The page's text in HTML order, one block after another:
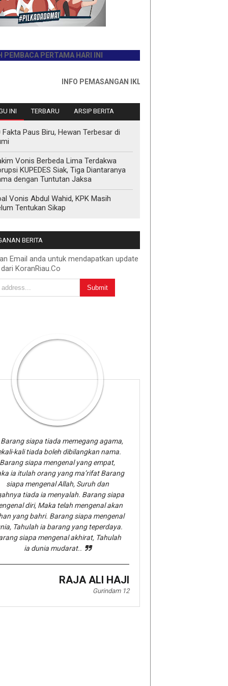
PERTAMA HARI INI
INFO PEMASANGAN IKLAN HUB : 0811767335
INI TERBARU ARSIP BERITA
Fakta Paus Biru, Hewan Terbesar di
Vonis Berbeda Lima Terdakwa
KUPEDES Siak, Tiga Diantaranya
dengan Tuntutan Jaksa
Vonis Abdul Wahid, KPK Masih
Tentukan Sikap
BERITA
Email anda untuk mendapatkan update
KoranRiau.Co
Barang siapa tiada memegang agama,
kali tiada boleh dibilangkan nama.
Barang siapa mengenal yang empat,
ia itulah orang yang ma’rifat Barang
siapa mengenal Allah, Suruh dan
tiada ia menyalah. Barang siapa
diri, Maka telah mengenal akan
yang bahri. Barang siapa mengenal
Tahulah ia barang yang teperdaya.
siapa mengenal akhirat, Tahulah
ia dunia mudarat..
RAJA ALI HAJI
Gurindam 12